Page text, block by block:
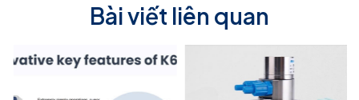
Bài viết liên quan